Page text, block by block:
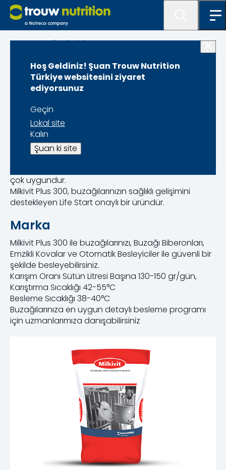
Hoş Geldiniz! Şuan Trouw Nutrition
Türkiye websitesini ziyaret
ediyorsunuz
Geçin
Lokal site
Kalın
Şuan ki site
Program listeleyici
Milkivit Plus 300
Milkivit Plus 300, buzağı yetiştirme konusunda en iyi
başarıyı elde etmek isteyen süt çiftçileri içindir. Milkivit
Plus 300 buzağılar tarafından kolayca sindirilebilir ve
çok uygundur.
Milkivit Plus 300, buzağılarınızın sağlıklı gelişimini
destekleyen Life Start onaylı bir üründür.
Marka
Milkivit Plus 300 ile buzağılarınızı, Buzağı Biberonları,
Emzikli Kovalar ve Otomatik Besleyiciler ile güvenli bir
şekilde besleyebilirsiniz.
Karışım Oranı Sütün Litresi Başına 130-150 gr/gün,
Karıştırma Sıcaklığı 42-55°C
Besleme Sıcaklığı 38-40°C
Buzağılarınıza en uygun detaylı besleme programı
için uzmanlarımıza danışabilirsiniz